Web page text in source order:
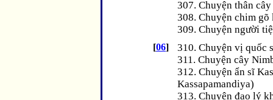
307. Chuyện thân
308. Chuyện chim gõ
309. Chuyện người
[06]
310. Chuyện vị quốc
311. Chuyện cây
312. Chuyện ẩn sĩ
Kassapamandiya)
313. Chuyện đạo lý